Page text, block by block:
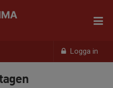
Logga in